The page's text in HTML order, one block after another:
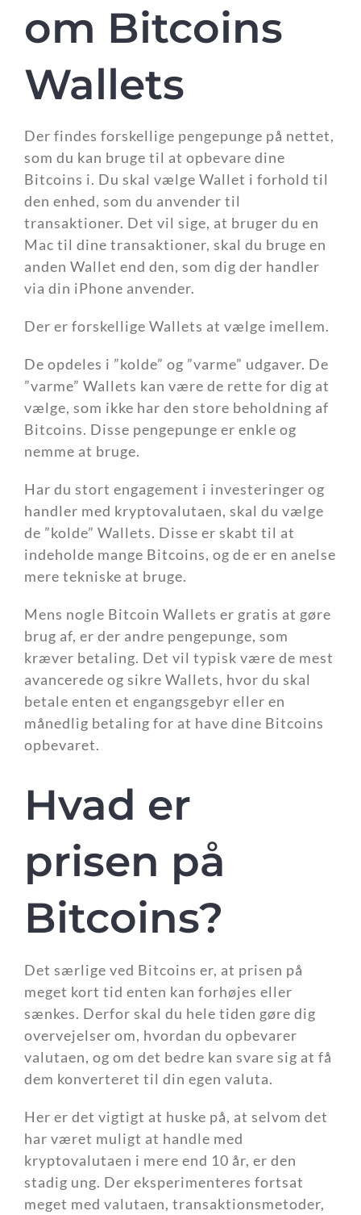
om Bitcoins
Wallets
Der findes forskellige pengepunge på nettet,
som du kan bruge til at opbevare dine
Bitcoins i. Du skal vælge Wallet i forhold til
den enhed, som du anvender til
transaktioner. Det vil sige, at bruger du en
Mac til dine transaktioner, skal du bruge en
anden Wallet end den, som dig der handler
via din iPhone anvender.
Der er forskellige Wallets at vælge imellem.
De opdeles i ”kolde” og ”varme” udgaver. De
”varme” Wallets kan være de rette for dig at
vælge, som ikke har den store beholdning af
Bitcoins. Disse pengepunge er enkle og
nemme at bruge.
Har du stort engagement i investeringer og
handler med kryptovalutaen, skal du vælge
de ”kolde” Wallets. Disse er skabt til at
indeholde mange Bitcoins, og de er en anelse
mere tekniske at bruge.
Mens nogle Bitcoin Wallets er gratis at gøre
brug af, er der andre pengepunge, som
kræver betaling. Det vil typisk være de mest
avancerede og sikre Wallets, hvor du skal
betale enten et engangsgebyr eller en
månedlig betaling for at have dine Bitcoins
opbevaret.
Hvad er
prisen på
Bitcoins?
Det særlige ved Bitcoins er, at prisen på
meget kort tid enten kan forhøjes eller
sænkes. Derfor skal du hele tiden gøre dig
overvejelser om, hvordan du opbevarer
valutaen, og om det bedre kan svare sig at få
dem konverteret til din egen valuta.
Her er det vigtigt at huske på, at selvom det
har været muligt at handle med
kryptovalutaen i mere end 10 år, er den
stadig ung. Der eksperimenteres fortsat
meget med valutaen, transaktionsmetoder,